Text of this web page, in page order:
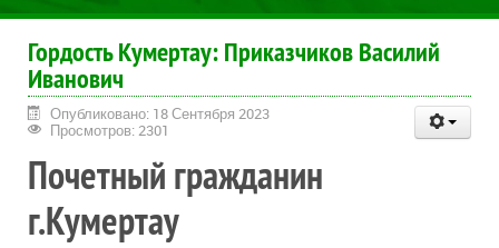
Гордость Кумертау: Приказчиков Василий
Иванович
Опубликовано: 18 Сентября 2023
Просмотров: 2301
Почетный гражданин
г.Кумертау